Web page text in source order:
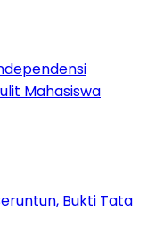
Mahasiswa
Bukti Tata